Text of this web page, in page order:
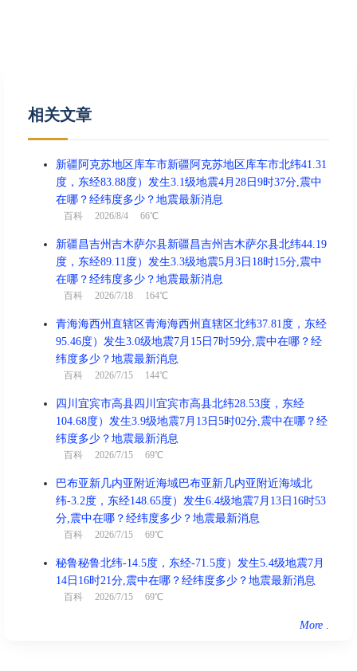
相关文章
新疆阿克苏地区库车市新疆阿克苏地区库车市北纬41.31
度，东经83.88度）发生3.1级地震4月28日9时37分,震中
在哪？经纬度多少？地震最新消息
百科 2026/8/4 66℃
新疆昌吉州吉木萨尔县新疆昌吉州吉木萨尔县北纬44.19
度，东经89.11度）发生3.3级地震5月3日18时15分,震中
在哪？经纬度多少？地震最新消息
百科 2026/7/18 164℃
青海海西州直辖区青海海西州直辖区北纬37.81度，东经
95.46度）发生3.0级地震7月15日7时59分,震中在哪？经
纬度多少？地震最新消息
百科 2026/7/15 144℃
四川宜宾市高县四川宜宾市高县北纬28.53度，东经
104.68度）发生3.9级地震7月13日5时02分,震中在哪？经
纬度多少？地震最新消息
百科 2026/7/15 69℃
巴布亚新几内亚附近海域巴布亚新几内亚附近海域北
纬-3.2度，东经148.65度）发生6.4级地震7月13日16时53
分,震中在哪？经纬度多少？地震最新消息
百科 2026/7/15 69℃
秘鲁秘鲁北纬-14.5度，东经-71.5度）发生5.4级地震7月
14日16时21分,震中在哪？经纬度多少？地震最新消息
百科 2026/7/15 69℃
More .